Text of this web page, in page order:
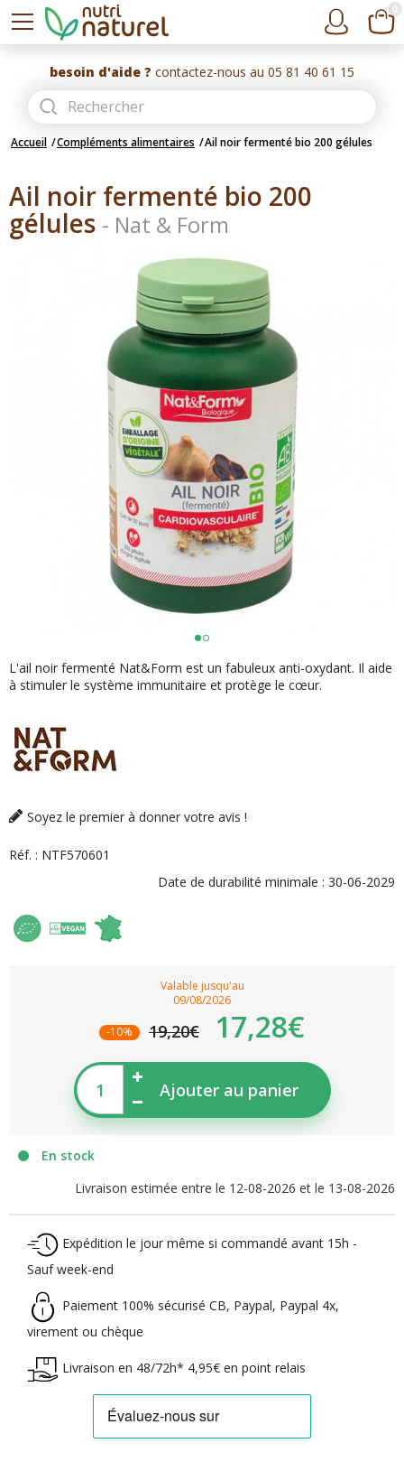
besoin d'aide ? contactez-nous au 05 81 40 61 15
Accueil Compléments alimentaires Ail noir fermenté bio 200 gélules
Ail noir fermenté bio 200
gélules - Nat & Form
L'ail noir fermenté Nat&Form est un fabuleux anti-oxydant. Il aide
à stimuler le système immunitaire et protège le cœur.
Soyez le premier à donner votre avis !
Réf. : NTF570601
Date de durabilité minimale : 30-06-2029
Valable jusqu'au
09/08/2026
-10% 19,20€ 17,28€
Ajouter au panier
En stock
Livraison estimée entre le 12-08-2026 et le 13-08-2026
Expédition le jour même si commandé avant 15h -
Sauf week-end
Paiement 100% sécurisé CB, Paypal, Paypal 4x,
virement ou chèque
Livraison en 48/72h* 4,95€ en point relais
0